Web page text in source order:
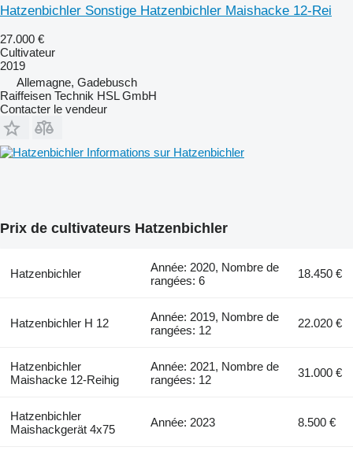
Hatzenbichler Sonstige Hatzenbichler Maishacke 12-Rei
27.000 €
Cultivateur
2019
Allemagne, Gadebusch
Raiffeisen Technik HSL GmbH
Contacter le vendeur
Informations sur Hatzenbichler
Prix de cultivateurs Hatzenbichler
Hatzenbichler
Année: 2020, Nombre de
rangées: 6
18.450 €
Hatzenbichler H 12
Année: 2019, Nombre de
rangées: 12
22.020 €
Hatzenbichler
Maishacke 12-Reihig
Année: 2021, Nombre de
rangées: 12
31.000 €
Hatzenbichler
Maishackgerät 4x75
Année: 2023 8.500 €